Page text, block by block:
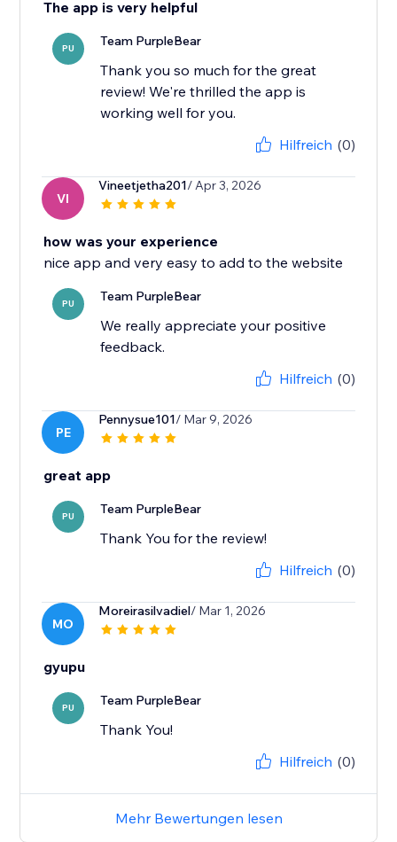
The app is very helpful
PU Team PurpleBear
Thank you so much for the great
review! We're thrilled the app is
working well for you.
Hilfreich (0)
VI
Vineetjetha201/ Apr 3, 2026
how was your experience
nice app and very easy to add to the website
PU Team PurpleBear
We really appreciate your positive
feedback.
Hilfreich (0)
PE
Pennysue101/ Mar 9, 2026
great app
PU Team PurpleBear
Thank You for the review!
Hilfreich (0)
MO
Moreirasilvadiel/ Mar 1, 2026
gyupu
PU Team PurpleBear
Thank You!
Hilfreich (0)
Mehr Bewertungen lesen